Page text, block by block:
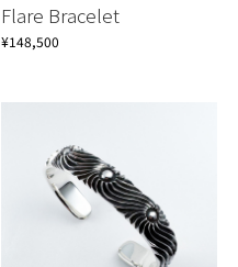
Flare Bracelet
¥148,500